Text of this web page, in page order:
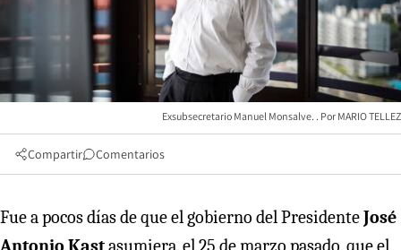
Exsubsecretario Manuel Monsalve. MARIO TELLEZ
Compartir Comentarios
Fue a pocos días de que el gobierno del PresidenteJosé
Antonio Kastasumiera, el 25 de marzo pasado, que el